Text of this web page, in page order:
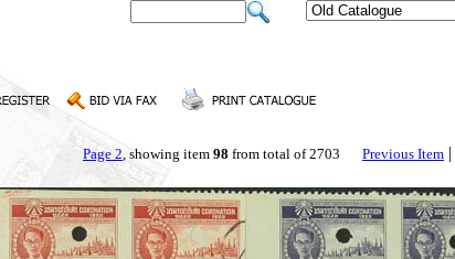
Page 2, showing item 98 from total of 2703 Previous Item |